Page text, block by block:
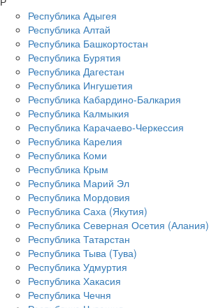
Республика Адыгея
Республика Алтай
Республика Башкортостан
Республика Бурятия
Республика Дагестан
Республика Ингушетия
Республика Кабардино-Балкария
Республика Калмыкия
Республика Карачаево-Черкессия
Республика Карелия
Республика Коми
Республика Крым
Республика Марий Эл
Республика Мордовия
Республика Саха (Якутия)
Республика Северная Осетия (Алания)
Республика Татарстан
Республика Тыва (Тува)
Республика Удмуртия
Республика Хакасия
Республика Чечня